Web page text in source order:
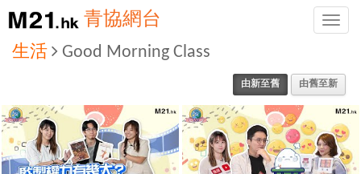
Toggle
青協網台
生活 Good Morning Class
由新至舊 由舊至新